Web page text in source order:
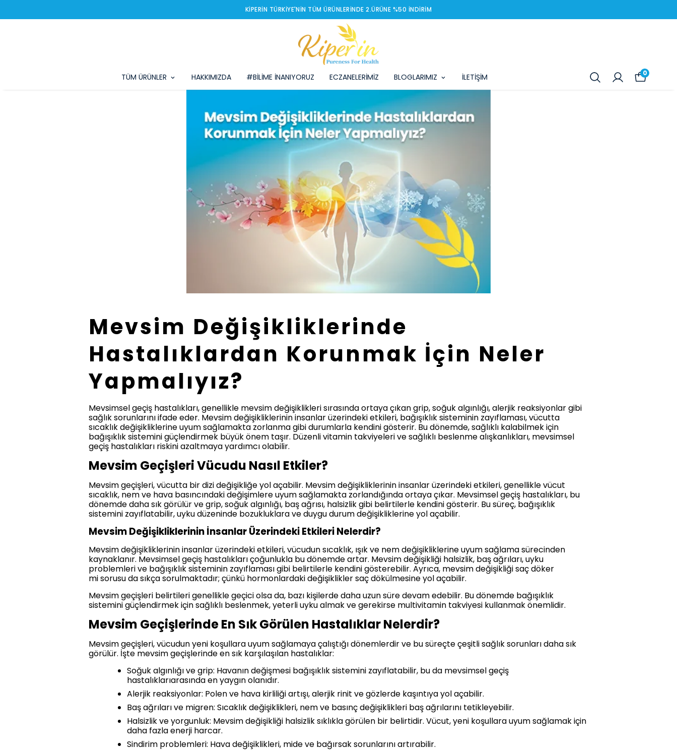
KIPERIN TÜRKIYE'NIN TÜM ÜRÜNLERINDE 2.ÜRÜNE %50 İNDIRIM
TÜM ÜRÜNLER HAKKIMIZDA #BİLİME İNANIYORUZ ECZANELERİMİZ BLOGLARIMIZ İLETİŞİM 0
Mevsim Değişikliklerinde
Hastalıklardan Korunmak İçin Neler
Yapmalıyız?
Mevsimsel geçiş hastalıkları, genellikle mevsim değişiklikleri sırasında ortaya çıkan grip, soğuk algınlığı, alerjik reaksiyonlar gibi
sağlık sorunlarını ifade eder. Mevsim değişikliklerinin insanlar üzerindeki etkileri, bağışıklık sisteminin zayıflaması, vücutta
sıcaklık değişikliklerine uyum sağlamakta zorlanma gibi durumlarla kendini gösterir. Bu dönemde, sağlıklı kalabilmek için
bağışıklık sistemini güçlendirmek büyük önem taşır. Düzenli vitamin takviyeleri ve sağlıklı beslenme alışkanlıkları, mevsimsel
geçiş hastalıkları riskini azaltmaya yardımcı olabilir.
Mevsim Geçişleri Vücudu Nasıl Etkiler?
Mevsim geçişleri, vücutta bir dizi değişikliğe yol açabilir. Mevsim değişikliklerinin insanlar üzerindeki etkileri, genellikle vücut
sıcaklık, nem ve hava basıncındaki değişimlere uyum sağlamakta zorlandığında ortaya çıkar. Mevsimsel geçiş hastalıkları, bu
dönemde daha sık görülür ve grip, soğuk algınlığı, baş ağrısı, halsizlik gibi belirtilerle kendini gösterir. Bu süreç, bağışıklık
sistemini zayıflatabilir, uyku düzeninde bozukluklara ve duygu durum değişikliklerine yol açabilir.
Mevsim Değişikliklerinin İnsanlar Üzerindeki Etkileri Nelerdir?
Mevsim değişikliklerinin insanlar üzerindeki etkileri, vücudun sıcaklık, ışık ve nem değişikliklerine uyum sağlama sürecinden
kaynaklanır. Mevsimsel geçiş hastalıkları çoğunlukla bu dönemde artar. Mevsim değişikliği halsizlik, baş ağrıları, uyku
problemleri ve bağışıklık sisteminin zayıflaması gibi belirtilerle kendini gösterebilir. Ayrıca, mevsim değişikliği saç döker
mi sorusu da sıkça sorulmaktadır; çünkü hormonlardaki değişiklikler saç dökülmesine yol açabilir.
Mevsim geçişleri belirtileri genellikle geçici olsa da, bazı kişilerde daha uzun süre devam edebilir. Bu dönemde bağışıklık
sistemini güçlendirmek için sağlıklı beslenmek, yeterli uyku almak ve gerekirse multivitamin takviyesi kullanmak önemlidir.
Mevsim Geçişlerinde En Sık Görülen Hastalıklar Nelerdir?
Mevsim geçişleri, vücudun yeni koşullara uyum sağlamaya çalıştığı dönemlerdir ve bu süreçte çeşitli sağlık sorunları daha sık
görülür. İşte mevsim geçişlerinde en sık karşılaşılan hastalıklar:
Soğuk algınlığı ve grip: Havanın değişmesi bağışıklık sistemini zayıflatabilir, bu da mevsimsel geçiş
hastalıklarıarasında en yaygın olanıdır.
Alerjik reaksiyonlar: Polen ve hava kirliliği artışı, alerjik rinit ve gözlerde kaşıntıya yol açabilir.
Baş ağrıları ve migren: Sıcaklık değişiklikleri, nem ve basınç değişiklikleri baş ağrılarını tetikleyebilir.
Halsizlik ve yorgunluk: Mevsim değişikliği halsizlik sıklıkla görülen bir belirtidir. Vücut, yeni koşullara uyum sağlamak için
daha fazla enerji harcar.
Sindirim problemleri: Hava değişiklikleri, mide ve bağırsak sorunlarını artırabilir.